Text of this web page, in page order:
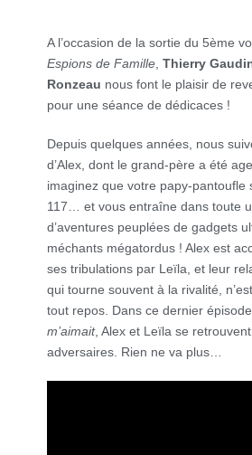
A l’occasion de la sortie du 5ème
Espions de Famille Thierry
Ronzeau nous font le plaisir de
pour une séance de dédicaces !
Depuis quelques années, nous
d’Alex, dont le grand-père a été
imaginez que votre papy-pantoufle
117… et vous entraîne dans toute
d’aventures peuplées de gadgets
méchants mégatordus ! Alex est
ses tribulations par Leïla, et leur
qui tourne souvent à la rivalité,
tout repos. Dans ce dernier
m’aimait, Alex et Leïla se
adversaires. Rien ne va plus…